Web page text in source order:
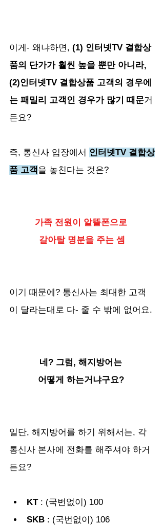
이게- 왜냐하면, (1) 인터넷TV 결합상
품의 단가가 훨씬 높을 뿐만 아니라,
(2)인터넷TV 결합상품 고객의 경우에
는 패밀리 고객인 경우가 많기 때문거
든요?
즉, 통신사 입장에서 인터넷TV 결합상
품 고객을 놓친다는 것은?
가족 전원이 알뜰폰으로
갈아탈 명분을 주는 셈
이기 때문에? 통신사는 최대한 고객
이 달라는대로 다- 줄 수 밖에 없어요.
네? 그럼, 해지방어는
어떻게 하는거냐구요?
일단, 해지방어를 하기 위해서는, 각
통신사 본사에 전화를 해주셔야 하거
든요?
KT : (국번없이) 100
SKB : (국번없이) 106